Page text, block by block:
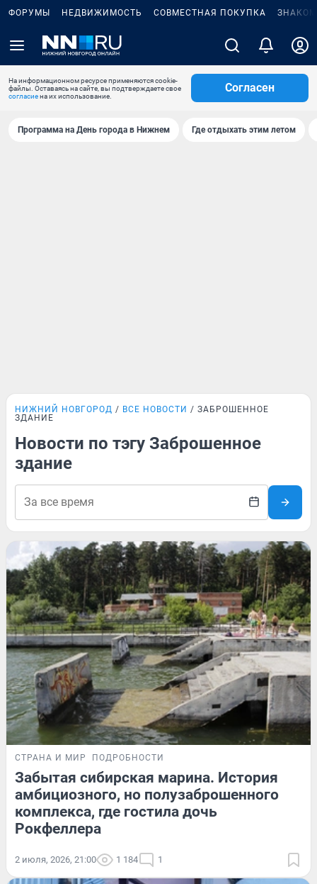
ФОРУМЫ НЕДВИЖИМОСТЬ СОВМЕСТНАЯ ПОКУПКА
На информационном ресурсе применяются cookie-
файлы. Оставаясь на сайте, вы подтверждаете свое
согласиена их использование.
Согласен
Программа на День города в Нижнем Где отдыхать этим летом
НИЖНИЙ НОВГОРОД ВСЕ НОВОСТИ
ЗАБРОШЕННОЕ
ЗДАНИЕ
Новости по тэгу Заброшенное
здание
СТРАНА И МИР ПОДРОБНОСТИ
Забытая сибирская марина. История
амбициозного, но полузаброшенного
комплекса, где гостила дочь
Рокфеллера
2 июля, 2026, 21:00 1 184 1